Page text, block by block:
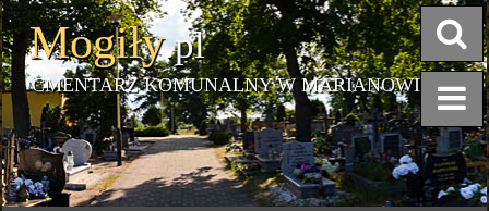
Mogiły.pl
CMENTARZ KOMUNALNY W MARIANOWIE